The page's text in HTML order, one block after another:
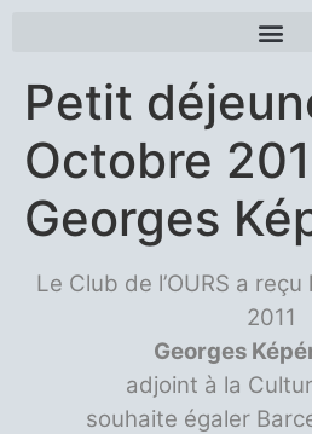
Petit
Octobre
Georges
Le Club de l’OURS a
2011
Georges
adjoint à la
souhaite égaler